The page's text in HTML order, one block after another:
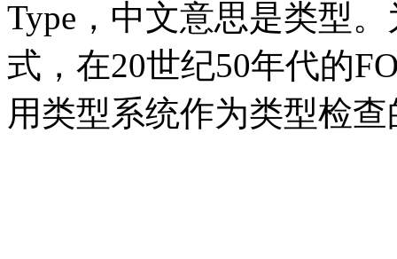
Type，中文意思是类型
式，在20世纪50年代的
用类型系统作为类型检